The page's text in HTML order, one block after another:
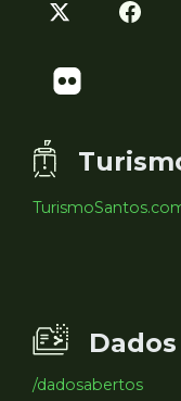
/dadosabertos